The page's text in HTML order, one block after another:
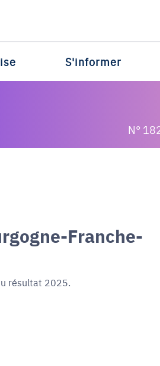
S'informer
N°
Franche-
résultat 2025.